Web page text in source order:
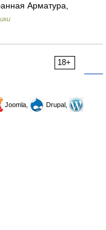
Арматура,
18+
Joomla,
Drupal,